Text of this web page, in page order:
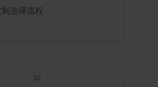
制选择流程